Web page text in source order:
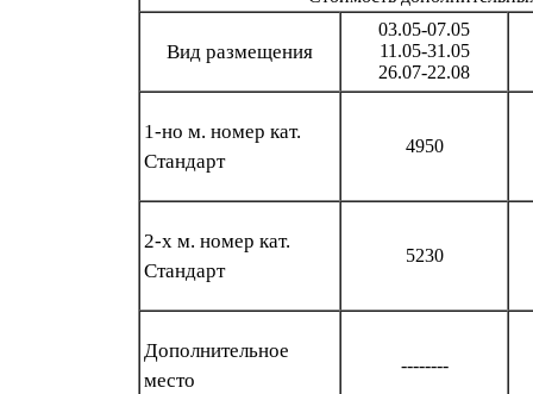
Вид размещения
03.05-07.05
11.05-31.05
26.07-22.08
1-но м. номер кат.
Стандарт
4950
2-х м. номер кат.
Стандарт
5230
Дополнительное
место
--------